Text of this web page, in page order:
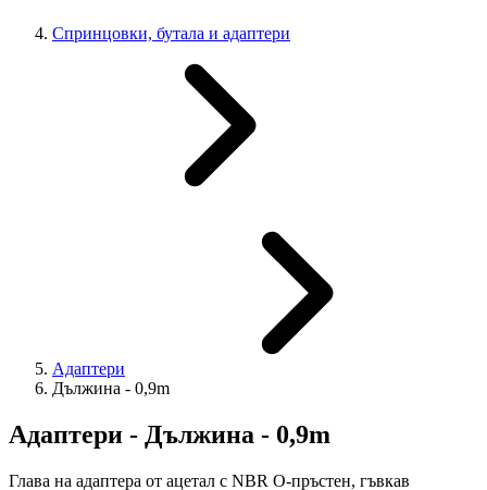
Cпринцовки, бутала и адаптери
Адаптери
Дължина - 0,9m
Адаптери - Дължина - 0,9m
Глава на адаптера от ацетал с NBR О-пръстен, гъвкав